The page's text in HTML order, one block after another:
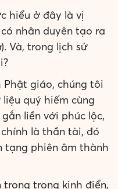
hiểu ở đây là vị
nhân duyên tạo ra
). Và, trong lịch sử
giáo, chúng tôi
quý hiếm cùng
liền với phúc lộc,
là thần tài, đó
tạng phiên âm thành
trong kinh điển,